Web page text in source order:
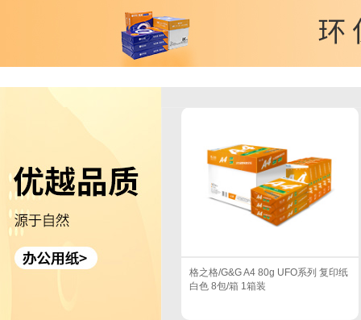
格之格/G&G A4 80g UFO系列 复印纸
白色 8包/箱 1箱装